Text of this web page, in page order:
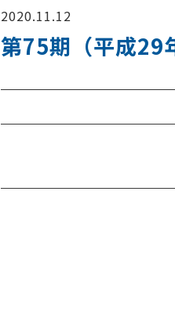
2020.11.12
第75期（平成29